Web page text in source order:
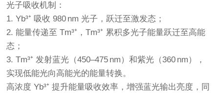
光子吸收机制：
1. Yb³⁺ 吸收 980 nm 光子，跃迁至激发态；
2. 能量传递至 Tm³⁺，Tm³⁺ 累积多光子能量跃迁至高能
态；
3. Tm³⁺ 发射蓝光（450–475 nm）和紫光（360 nm），
实现低能光向高能光的能量转换。
高浓度 Yb³⁺ 提升能量吸收效率，增强蓝光输出亮度，同